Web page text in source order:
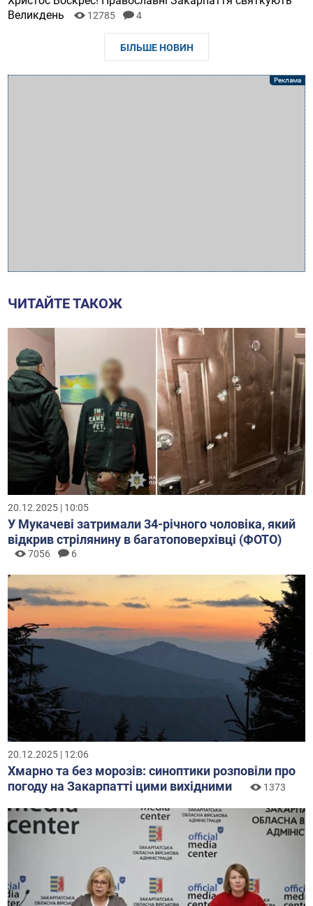
Великдень
12785 4
БІЛЬШЕ НОВИН
ЧИТАЙТЕ ТАКОЖ
20.12.2025 | 10:05
У Мукачеві затримали 34-річного чоловіка, який
відкрив стрілянину в багатоповерхівці (ФОТО)
7056 6
20.12.2025 | 12:06
Хмарно та без морозів: синоптики розповіли про
погоду на Закарпатті цими вихідними
1373